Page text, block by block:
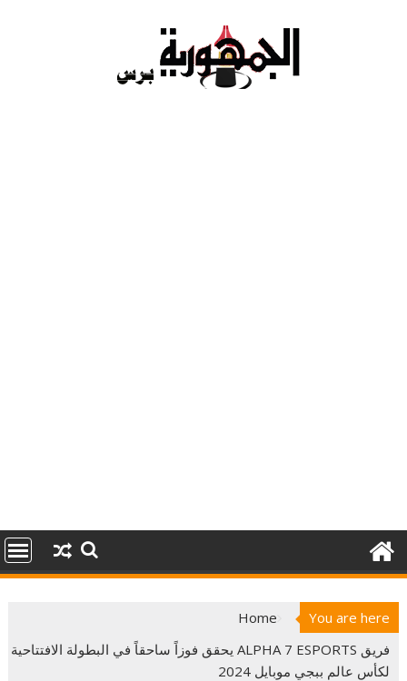
You are here
Home
فريق ALPHA 7 ESPORTS يحقق فوزاً ساحقاً في البطولة الافتتاحية
لكأس عالم ببجي موبايل 2024